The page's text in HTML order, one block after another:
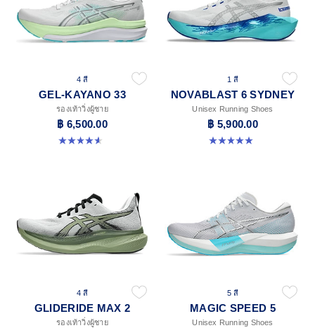
4 สี
GEL-KAYANO 33
รองเท้าวิ่งผู้ชาย
฿ 6,500.00
4.6 จาก 5 ดาว 99 รีวิว
1 สี
NOVABLAST 6 SYDNEY
Unisex Running Shoes
฿ 5,900.00
5.0 จาก 5 ดาว 4 รีวิว
4 สี
GLIDERIDE MAX 2
รองเท้าวิ่งผู้ชาย
5 สี
MAGIC SPEED 5
Unisex Running Shoes